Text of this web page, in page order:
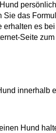
Sie das
erhalten es
Seite
innerhalb
Hund